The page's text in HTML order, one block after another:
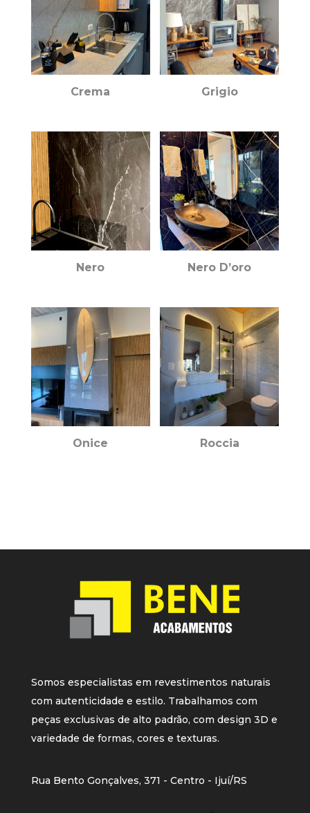
Crema Grigio
Nero Nero D’oro
Onice Roccia
Somos especialistas em revestimentos naturais
com autenticidade e estilo. Trabalhamos com
peças exclusivas de alto padrão, com design 3D e
variedade de formas, cores e texturas.
Rua Bento Gonçalves, 371 - Centro - Ijuí/RS